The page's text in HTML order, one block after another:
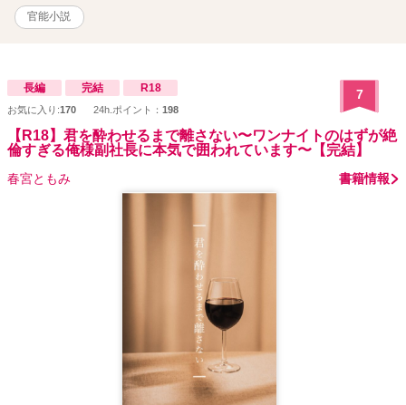
官能小説
長編 完結 R18
お気に入り:170 24h.ポイント： 198
7
【R18】君を酔わせるまで離さない〜ワンナイトのはずが絶
倫すぎる俺様副社長に本気で囲われています〜【完結】
春宮ともみ 書籍情報